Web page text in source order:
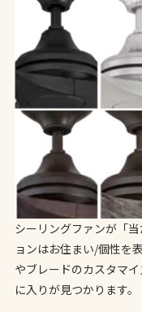
シーリングファンが「
ョンはお住まい/個性を
やブレードのカスタマ
に入りが見つかります。